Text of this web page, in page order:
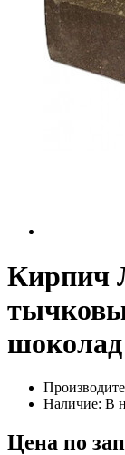
Кирпич
шоколад
Наличие: В
Цена по